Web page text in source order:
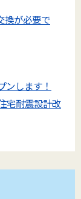
換が必要で
ンします！
宅耐震設計改